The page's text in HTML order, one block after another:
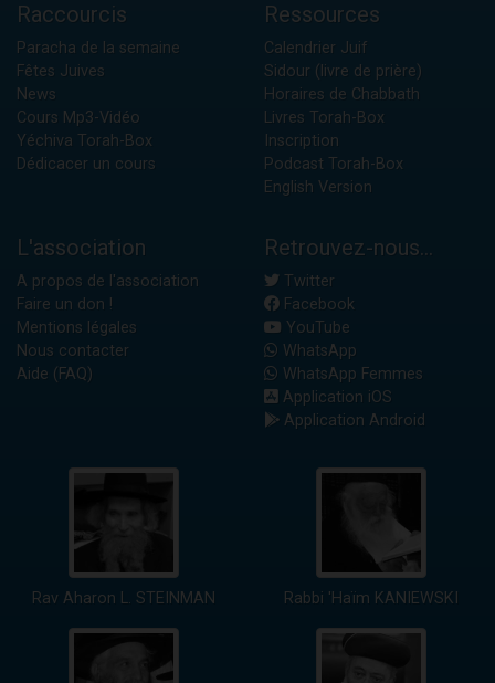
Raccourcis
Paracha de la semaine
Fêtes Juives
News
Cours Mp3-Vidéo
Yéchiva Torah-Box
Dédicacer un cours
Ressources
Calendrier Juif
Sidour (livre de prière)
Horaires de Chabbath
Livres Torah-Box
Inscription
Podcast Torah-Box
English Version
L'association
A propos de l'association
Faire un don !
Mentions légales
Nous contacter
Aide (FAQ)
Retrouvez-nous...
Twitter
Facebook
YouTube
WhatsApp
WhatsApp Femmes
Application iOS
Application Android
Rav Aharon L. STEINMAN Rabbi 'Haïm KANIEWSKI